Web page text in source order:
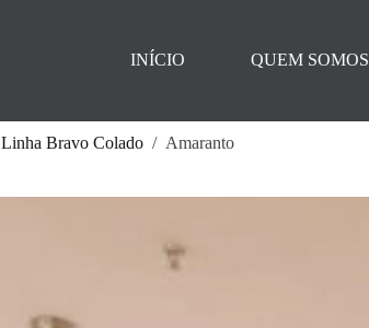
INÍCIO QUEM SOMOS
Linha Bravo Colado / Amaranto